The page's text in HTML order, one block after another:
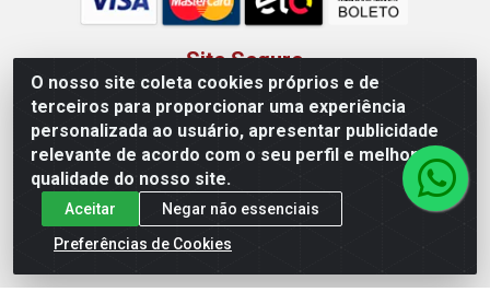
O nosso site coleta cookies próprios e de
terceiros para proporcionar uma experiência
personalizada ao usuário, apresentar publicidade
relevante de acordo com o seu perfil e melhorar a
qualidade do nosso site.
Aceitar
Negar não essenciais
Preferências de Cookies
Site Seguro
Rio Vermelho Distribuição de Alimentos LTDA - Rodovia BR,
153, KM 52 N 00 QD 00 LT 16 - Bairro Jardim Eldorado,